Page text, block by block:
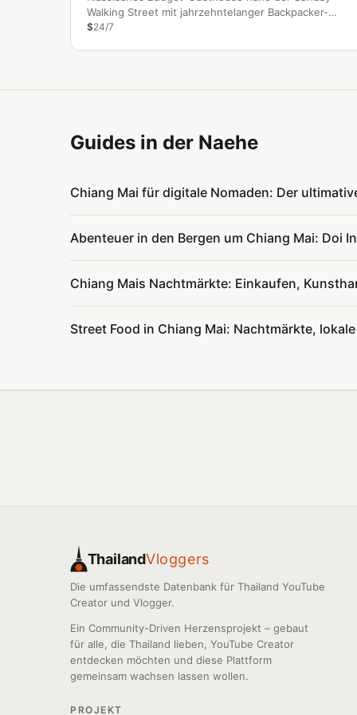
Walking Street mit jahrzehntelanger Backpacker-
Tradition.
$24/7
Guides in der Naehe
Chiang Mai für digitale Nomaden: Der
Abenteuer in den Bergen um Chiang Mai: Doi
Chiang Mais Nachtmärkte: Einkaufen,
Street Food in Chiang Mai: Nachtmärkte,
ThailandVloggers
Die umfassendste Datenbank für Thailand YouTube
Creator und Vlogger.
Ein Community-Driven Herzensprojekt – gebaut
für alle, die Thailand lieben, YouTube Creator
entdecken möchten und diese Plattform
gemeinsam wachsen lassen wollen.
PROJEKT